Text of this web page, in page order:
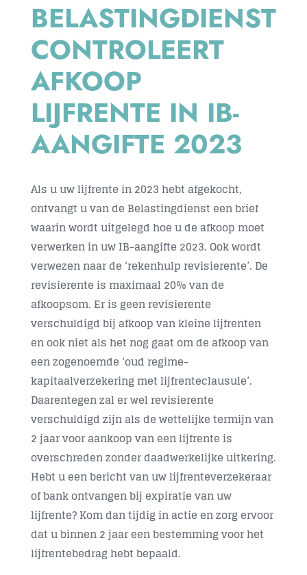
Contact
BELASTINGDIENST
CONTROLEERT
AFKOOP
LIJFRENTE IN IB-
AANGIFTE 2023
Als u uw lijfrente in 2023 hebt afgekocht,
ontvangt u van de Belastingdienst een brief
waarin wordt uitgelegd hoe u de afkoop moet
verwerken in uw IB-aangifte 2023. Ook wordt
verwezen naar de ‘rekenhulp revisierente’. De
revisierente is maximaal 20% van de
afkoopsom. Er is geen revisierente
verschuldigd bij afkoop van kleine lijfrenten
en ook niet als het nog gaat om de afkoop van
een zogenoemde ‘oud regime-
kapitaalverzekering met lijfrenteclausule’.
Daarentegen zal er wel revisierente
verschuldigd zijn als de wettelijke termijn van
2 jaar voor aankoop van een lijfrente is
overschreden zonder daadwerkelijke uitkering.
Hebt u een bericht van uw lijfrenteverzekeraar
of bank ontvangen bij expiratie van uw
lijfrente? Kom dan tijdig in actie en zorg ervoor
dat u binnen 2 jaar een bestemming voor het
lijfrentebedrag hebt bepaald.